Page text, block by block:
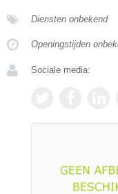
Diensten onbekend
Openingstijden
Sociale media: